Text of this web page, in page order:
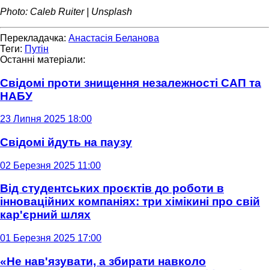
Photo: Caleb Ruiter | Unsplash
Перекладачка: Анастасія Беланова
Теги: Путін
Останні матеріали:
Свідомі проти знищення незалежності САП та
НАБУ
23 Липня 2025 18:00
Свідомі йдуть на паузу
02 Березня 2025 11:00
Від студентських проєктів до роботи в
інноваційних компаніях: три хімікині про свій
кар'єрний шлях
01 Березня 2025 17:00
«Не нав'язувати, а збирати навколо